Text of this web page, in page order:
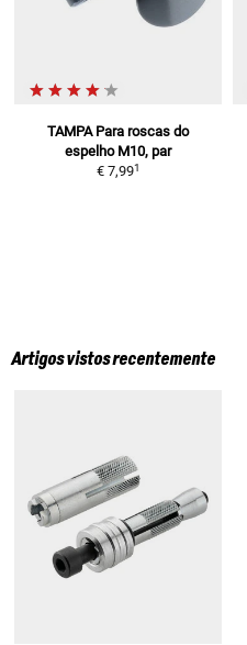
TAMPA Para roscas do
espelho M10, par
€ 7,991
Artigos vistos recentemente